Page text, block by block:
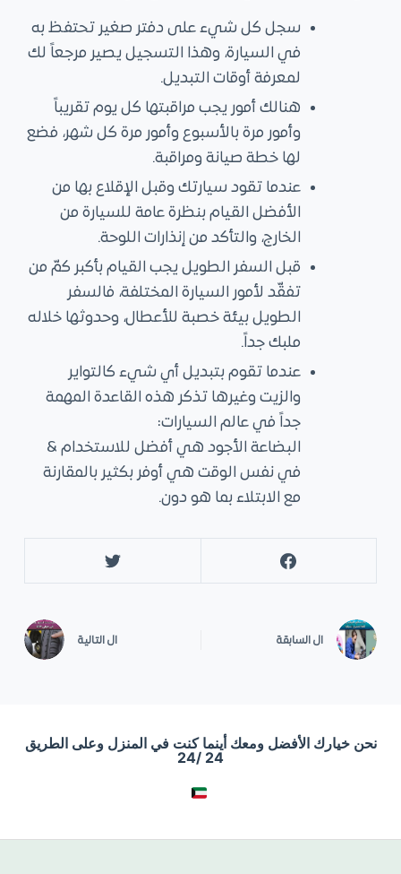
سجل كل شيء على دفتر صغير تحتفظ به
في السيارة، وهذا التسجيل يصير مرجعاً لك
لمعرفة أوقات التبديل.
هنالك أمور يجب مراقبتها كل يوم تقريباً
وأمور مرة بالأسبوع وأمور مرة كل شهر، فضع
لها خطة صيانة ومراقبة.
عندما تقود سيارتك وقبل الإقلاع بها من
الأفضل القيام بنظرة عامة للسيارة من
الخارج، والتأكد من إنذارات اللوحة.
قبل السفر الطويل يجب القيام بأكبر كمّ من
تفقّد لأمور السيارة المختلفة، فالسفر
الطويل بيئة خصبة للأعطال، وحدوثها خلاله
ملبك جداً.
عندما تقوم بتبديل أي شيء كالتواير
والزيت وغيرها تذكر هذه القاعدة المهمة
جداً في عالم السيارات:
البضاعة الأجود هي أفضل للاستخدام &
في نفس الوقت هي أوفر بكثير بالمقارنة
مع الابتلاء بما هو دون.
الالسابقة ال التالية
نحن خيارك الأفضل ومعك أينما كنت في المنزل وعلى الطريق
24 /24